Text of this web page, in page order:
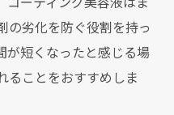
の劣化を防ぐ役割を持っ
が短くなったと感じる場
ることをおすすめしま